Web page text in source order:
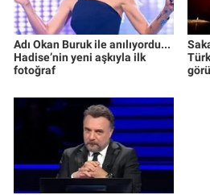
Adı Okan Buruk ile anılıyordu...
Hadise’nin yeni aşkıyla ilk
fotoğraf